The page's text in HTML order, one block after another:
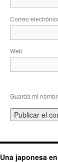
Correo
Web
Guarda mi
Una japonesa